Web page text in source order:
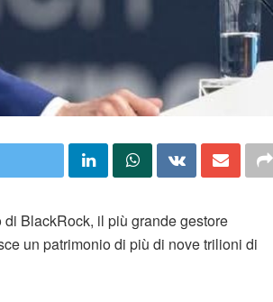
BlackRock, il più grande gestore
un patrimonio di più di nove trilioni di